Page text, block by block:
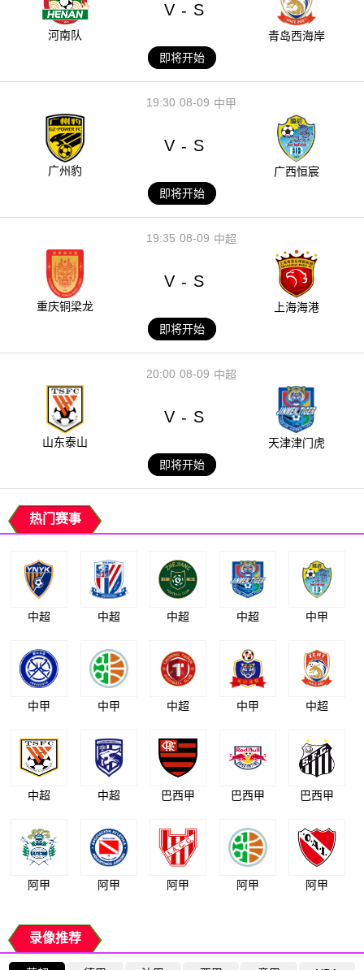
河南队
V - S
青岛西海岸
即将开始
08-09
19:30 中甲
广州豹
V - S
广西恒宸
即将开始
08-09
19:35 中超
重庆铜梁龙
V - S
上海海港
即将开始
08-09
20:00 中超
山东泰山
V - S
天津津门虎
即将开始
热门赛事
中超 中超 中超 中超 中甲
中甲 中甲 中超 中甲 中超
中超 中超 巴西甲 巴西甲 巴西甲
阿甲 阿甲 阿甲 阿甲 阿甲
录像推荐